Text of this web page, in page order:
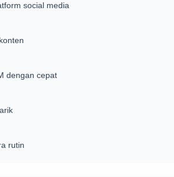
social media
dengan cepat
rutin